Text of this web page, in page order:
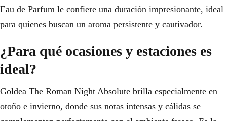
Eau de Parfum le confiere una duración impresionante, ideal
para quienes buscan un aroma persistente y cautivador.
¿Para qué ocasiones y estaciones es
ideal?
Goldea The Roman Night Absolute brilla especialmente en
otoño e invierno, donde sus notas intensas y cálidas se